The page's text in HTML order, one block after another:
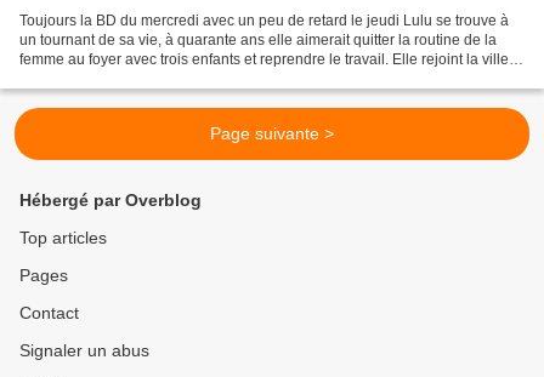
Toujours la BD du mercredi avec un peu de retard le jeudi Lulu se trouve à
un tournant de sa vie, à quarante ans elle aimerait quitter la routine de la
femme au foyer avec trois enfants et reprendre le travail. Elle rejoint la ville
Page suivante >
Hébergé par Overblog
Top articles
Pages
Contact
Signaler un abus